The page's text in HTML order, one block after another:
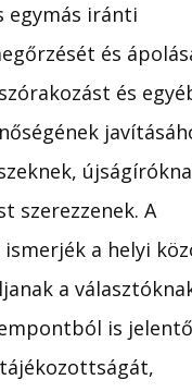
egymás iránti
és
és
szerezzenek. A
a helyi
a
is